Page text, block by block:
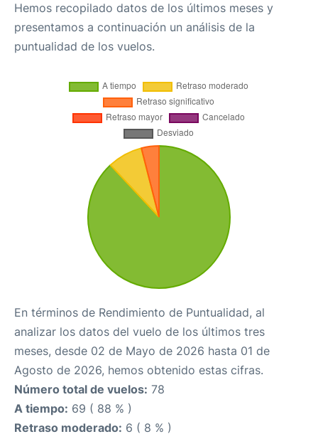
Hemos recopilado datos de los últimos meses y
presentamos a continuación un análisis de la
puntualidad de los vuelos.
En términos de Rendimiento de Puntualidad, al
analizar los datos del vuelo de los últimos tres
meses, desde 02 de Mayo de 2026 hasta 01 de
Agosto de 2026, hemos obtenido estas cifras.
Número total de vuelos: 78
A tiempo: 69 ( 88 % )
Retraso moderado: 6 ( 8 % )